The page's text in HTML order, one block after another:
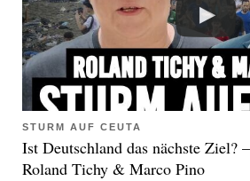
STURM AUF CEUTA
Ist Deutschland das nächste Ziel?
Roland Tichy & Marco Pino